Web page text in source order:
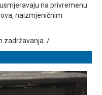
na privremenu
naizmjeničnim
zadržavanja. /